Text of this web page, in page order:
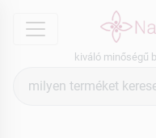
menu
kiváló minőségű
keresés